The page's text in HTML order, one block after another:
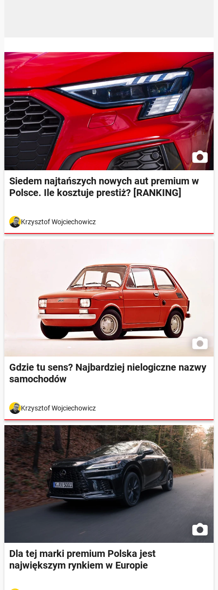
Siedem najtańszych nowych aut premium w
Polsce. Ile kosztuje prestiż? [RANKING]
Krzysztof Wojciechowicz
Gdzie tu sens? Najbardziej nielogiczne nazwy
samochodów
Krzysztof Wojciechowicz
Dla tej marki premium Polska jest
największym rynkiem w Europie